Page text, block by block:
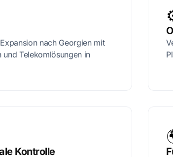
nach Georgien mit
Telekomlösungen in
Kontrolle